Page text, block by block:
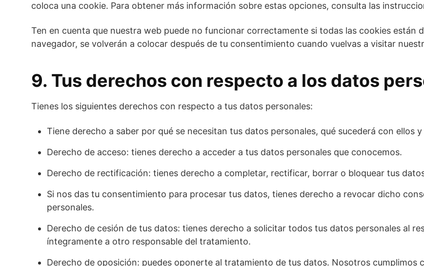
coloca una cookie. Para obtener más información sobre estas opciones, consulta las
Ten en cuenta que nuestra web puede no funcionar correctamente si todas las cookies están
navegador, se volverán a colocar después de tu consentimiento cuando vuelvas a visitar
9. Tus derechos con respecto a los datos
Tienes los siguientes derechos con respecto a tus datos personales:
Tiene derecho a saber por qué se necesitan tus datos personales, qué sucederá con ellos
Derecho de acceso: tienes derecho a acceder a tus datos personales que conocemos.
Derecho de rectificación: tienes derecho a completar, rectificar, borrar o bloquear tus
Si nos das tu consentimiento para procesar tus datos, tienes derecho a revocar dicho
personales.
Derecho de cesión de tus datos: tienes derecho a solicitar todos tus datos personales al
íntegramente a otro responsable del tratamiento.
Derecho de oposición: puedes oponerte al tratamiento de tus datos. Nosotros cumplimos